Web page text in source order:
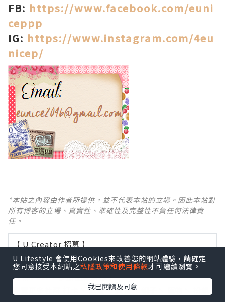
FB: https://www.facebook.com/euni
ceppp
IG: https://www.instagram.com/4eu
nicep/
*本站之內容由作者所提供，並不代表本站的立場。因此本站對
所有博客的立場、真實性、準確性及完整性不負任何法律責
任。
【 U Creator 招募 】
出Post賺現金獎賞 l登記《社群創作有價企劃》
【 睇Post + 參加品牌活動 】
瀏覽更多社群
丶旅遊丶美食丶
U Lifestyle 會使用Cookies來改善您的網站體驗，請確定
您同意接受本網站之私隱政策和使用條款才可繼續瀏覽。
我已閱讀及同意